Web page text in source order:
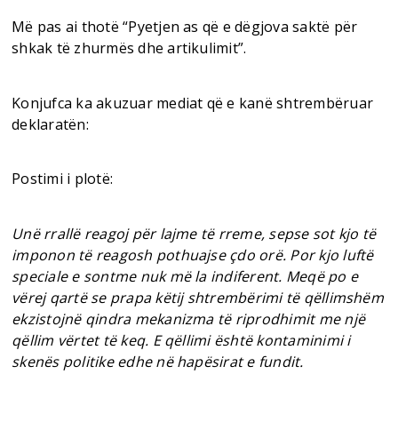
Më pas ai thotë “Pyetjen as që e dëgjova saktë për
shkak të zhurmës dhe artikulimit”.
Konjufca ka akuzuar mediat që e kanë shtrembëruar
deklaratën:
Postimi i plotë:
Unë rrallë reagoj për lajme të rreme, sepse sot kjo të
imponon të reagosh pothuajse çdo orë. Por kjo luftë
speciale e sontme nuk më la indiferent. Meqë po e
vërej qartë se prapa këtij shtrembërimi të qëllimshëm
ekzistojnë qindra mekanizma të riprodhimit me një
qëllim vërtet të keq. E qëllimi është kontaminimi i
skenës politike edhe në hapësirat e fundit.